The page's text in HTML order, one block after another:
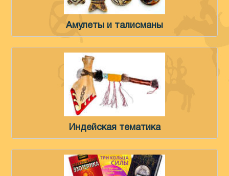
Амулеты и талисманы
Индейская тематика